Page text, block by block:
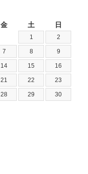
金 土 日
1 2
7 8 9
14 15 16
21 22 23
28 29 30